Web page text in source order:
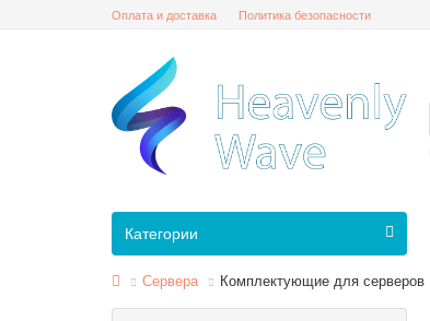
Оплата и доставка Политика безопасности
Категории
Сервера Комплектующие для серверов